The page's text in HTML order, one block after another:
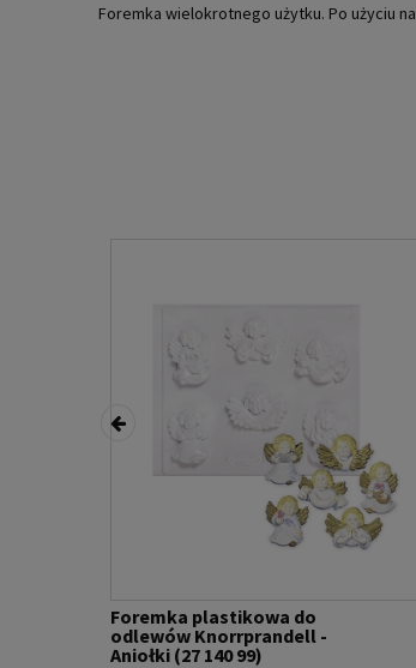
Foremka wielokrotnego użytku. Po użyciu
Foremka plastikowa do
odlewów Knorrprandell -
Aniołki (27 140 99)